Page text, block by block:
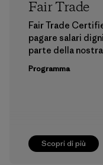
Scopri di più
Fair Trade
Fair Trade
pagare salari
parte della
Programma